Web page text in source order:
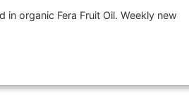
organic Fera Fruit Oil. Weekly new